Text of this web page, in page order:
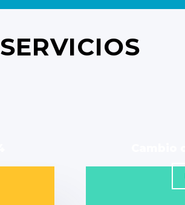
SERVICIOS